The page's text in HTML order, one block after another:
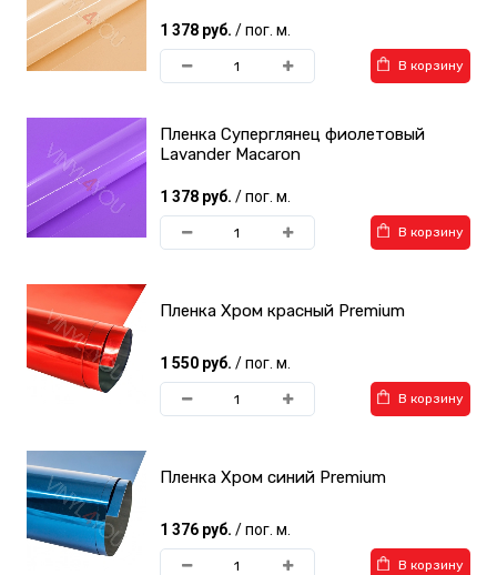
1 378 руб. / пог. м.
В корзину
Пленка Суперглянец фиолетовый
Lavander Macaron
1 378 руб. / пог. м.
В корзину
Пленка Хром красный Premium
1 550 руб. / пог. м.
В корзину
Пленка Хром синий Premium
1 376 руб. / пог. м.
В корзину